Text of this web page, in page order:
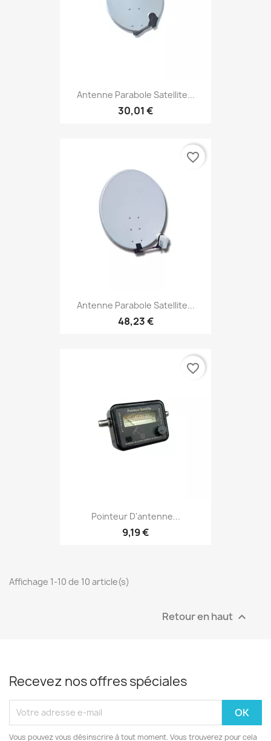
Antenne Parabole Satellite...
30,01 €
Antenne Parabole Satellite...
48,23 €
favorite_border
Pointeur D'antenne...
9,19 €
favorite_border
Affichage 1-10 de 10 article(s)
Retour en haut 
Recevez nos offres spéciales
Vous pouvez vous désinscrire à tout moment. Vous trouverez pour cela